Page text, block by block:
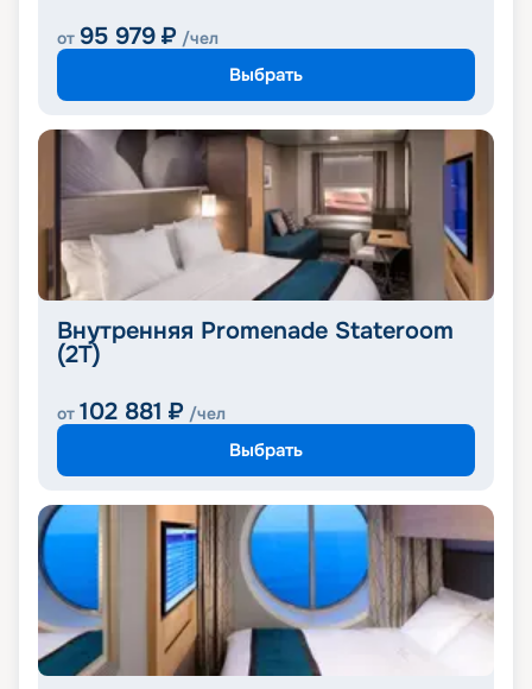
от 95 979 ₽ /чел
Выбрать
Внутренняя Promenade Stateroom
(2T)
от 102 881 ₽ /чел
Выбрать